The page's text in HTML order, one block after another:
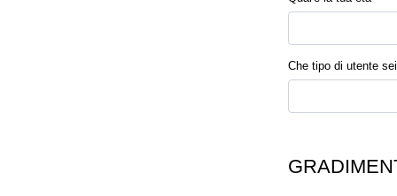
Che tipo di utente sei